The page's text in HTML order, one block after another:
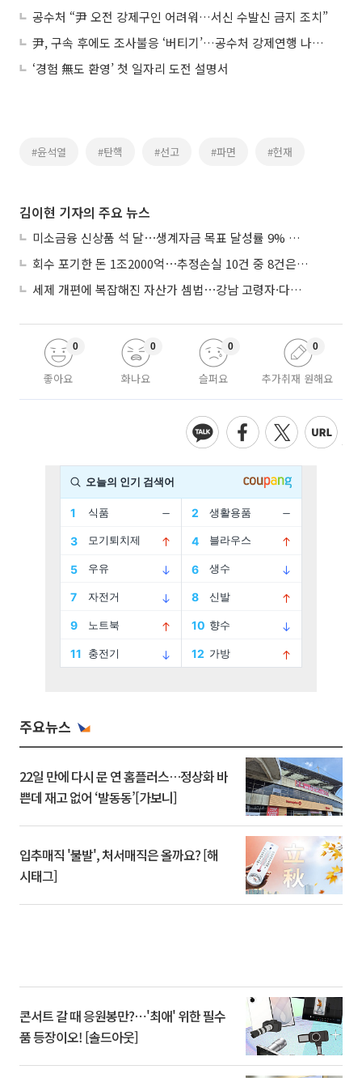
공수처 “尹 오전 강제구인 어려워…서신 수발신 금지 조치”
尹, 구속 후에도 조사불응 ‘버티기’…공수처 강제연행 나서나
‘경험 無도 환영’ 첫 일자리 도전 설명서
#윤석열 #탄핵 #선고 #파면 #헌재
김이현 기자의 주요 뉴스
미소금융 신상품 석 달⋯생계자금 목표 달성률 9% 그쳐
회수 포기한 돈 1조2000억⋯추정손실 10건 중 8건은 기업대출
세제 개편에 복잡해진 자산가 셈법⋯강남 고령자·다주택자 ‘자산재편 고심’
좋아요
0
화나요
0
슬퍼요
0
추가취재 원해요
0
주요뉴스
22일 만에 다시 문 연 홈플러스…정상화 바
쁜데 재고 없어 ‘발동동’[가보니]
입추매직 '불발', 처서매직은 올까요? [해
시태그]
콘서트 갈 때 응원봉만?⋯'최애' 위한 필수
품 등장이오! [솔드아웃]